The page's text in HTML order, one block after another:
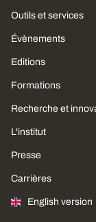
Outils et services
Évènements
Editions
Formations
Recherche et
L'institut
Presse
Carrières
English version